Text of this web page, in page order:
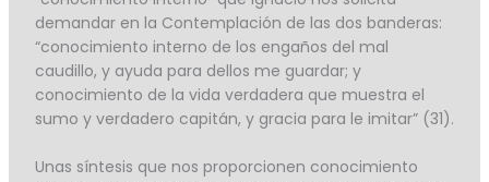
demandar en la Contemplación de las dos banderas:
“conocimiento interno de los engaños del mal
caudillo, y ayuda para dellos me guardar; y
conocimiento de la vida verdadera que muestra el
sumo y verdadero capitán, y gracia para le imitar” (31).
Unas síntesis que nos proporcionen conocimiento